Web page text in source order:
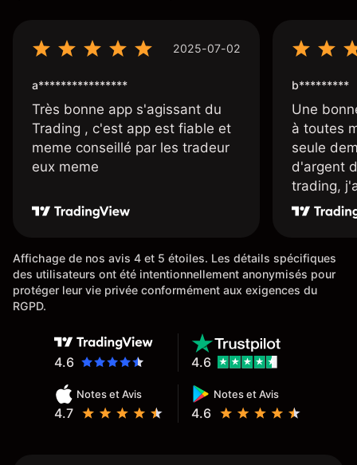
2025-07-02
a****************
Très bonne app s'agissant du
Trading , c'est app est fiable et
meme conseillé par les tradeur
eux meme
b*********
Une
à toutes
seule
d'argent
trading,
une carte
Affichage de nos avis 4 et 5 étoiles. Les détails spécifiques
des utilisateurs ont été intentionnellement anonymisés pour
protéger leur vie privée conformément aux exigences du
RGPD.
4.6
Notes et Avis
4.7
Notes et Avis
4.6
4.6